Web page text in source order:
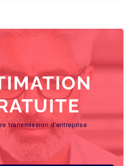
transmission d'entreprise